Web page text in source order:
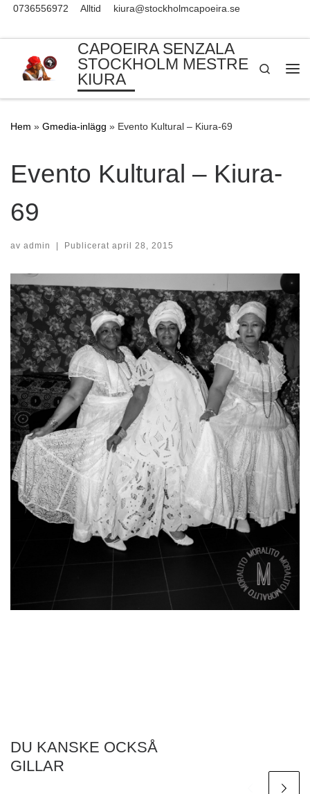
0736556972 Alltid kiura@stockholmcapoeira.se
CAPOEIRA SENZALA
STOCKHOLM MESTRE
KIURA
Search
Hem » Gmedia-inlägg » Evento Kultural – Kiura-69
Evento Kultural – Kiura-
69
av admin | Publicerat april 28, 2015
DU KANSKE OCKSÅ
GILLAR